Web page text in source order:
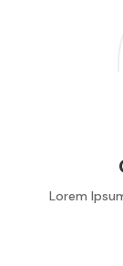
Lorem